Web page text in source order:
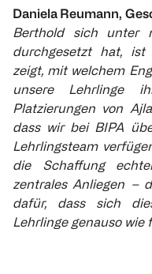
Daniela Reumann,
Berthold sich unter
durchgesetzt hat, ist
zeigt, mit welchem
unsere Lehrlinge
Platzierungen von
dass wir bei BIPA
Lehrlingsteam
die Schaffung
zentrales Anliegen –
dafür, dass sich
Lehrlinge genauso wie